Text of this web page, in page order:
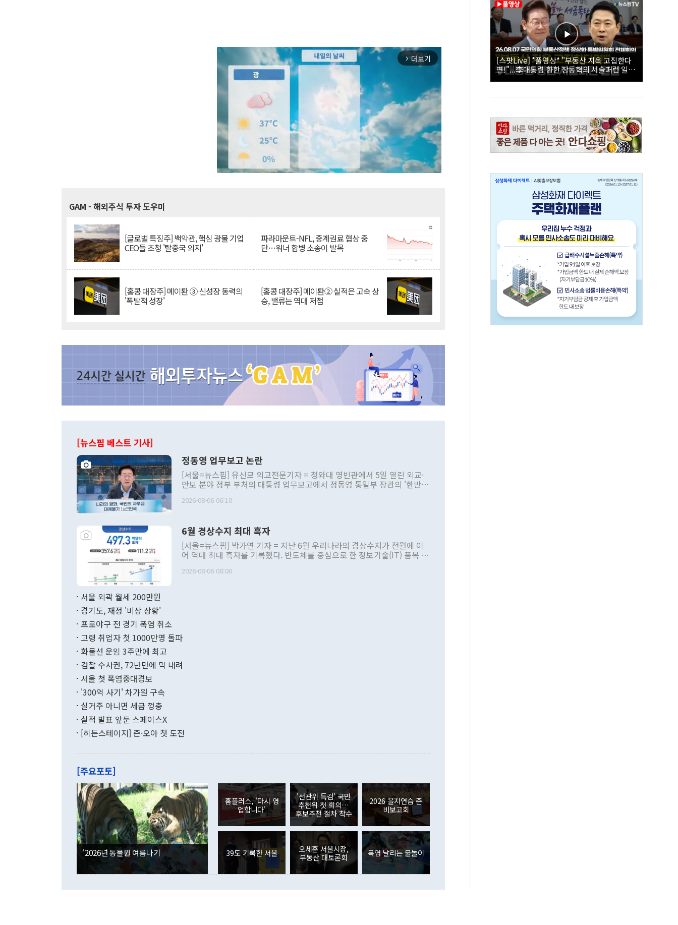
arrow_forward_ios 더보기
GAM - 해외주식 투자 도우미
[글로벌 특징주] 백악관, 핵심 광물 기업
CEO들 초청 '탈중국 의지'
파라마운트-NFL, 중계권료 협상 중
단…워너 합병 소송이 발목
[홍콩 대장주] 메이퇀 ③ 신성장 동력의
'폭발적 성장'
[홍콩 대장주] 메이퇀② 실적은 고속 상
승, 밸류는 역대 저점
[뉴스핌 베스트 기사]
정동영 업무보고 논란
[서울=뉴스핌] 유신모 외교전문기자 = 청와대 영빈관에서 5일 열린 외교·
안보 분야 정부 부처의 대통령 업무보고에서 정동영 통일부 장관의 '한반도
발언 중에는 정부 내 조율을 거치지 않은 사안을 정책으로 추진하겠다고 공
주의적 희망에 근거한 비현실적 구상'이라는 비판을 내놨다. 그동안 정 장
관의 대북 정책 관련 발언이 물의를 빚은 적은 여러 번 있지만 대통령과 유
관 부처 장관이 공개적으로 부정적 입장을 표명한 것은 이례적이다. 정 장
관의 무리한 대북 접근법과 월권을 제어해야 한다는 목소리도 높아지고 있
다. [정동영 통일부 장관이 지난달 23일 오후 서울 종로구 정부서울청사에
무너졌다고도 했다. 또 "현 시점에서 흘러간 선(先)비핵화만 되뇌는 것은
함께 4자 대화의 동력을 확보하기 위해 최선을 다할 것"이라고 말했다. 하
"우리의 선의대로 하는 게 과연 한반도의 평화와 안정에 플러스냐, 결론적
관은 업무보고 사후 브리핑에서 정 장관이 언급한 '4자 회담'에 대해 "이상
이 9월 러시아 블라디보스토크에서 열리는 '동방경제포럼(EEF)'을 언급하
며 "정부 차원에서 (참석을) 검토하고 있다"고 발언한 데 대해서도 조 장관
은 "그것은 외교부의 몫"이라며 "아직 거기까지 진도가 나가지 않았다"고
잘랐다. 정 장관이 이날 소개한 대북 구상과 설명은 정부 내 조율을 거치지
않았다는 점에서 문제가 있다. 특히 주적 표현 대체와 국호 사용, 9·19 군
사합의 복원, 4자회담 추진 등은 통일부 장관이 결정할 사안이 아니어서 월
권이라는 지적이 나오고 있다. 이 대통령은 정 장관의 업무보고를 듣고 난
뒤 "여기 업무보고에 발표했다고 승인난 건 아니다"라고 재차 확인했다. 정
부의 한 소식통은 "정 장관의 발언 내용은 대부분 국가안전보장회의(NSC)
를 거쳐 결정된 사안이 아닌 정 장관의 개인적 생각에 가깝다"며 "안보 관
련 부처 장관이 정부의 공식 정책이 아닌 사안을 추진하겠다고 업무보고를
하고 대통령의 면전에서 '국군통수권자가 나서야 한다'고 주장한 것은 심각
2026-08-06 06:10
6월 경상수지 최대 흑자
[서울=뉴스핌] 박가연 기자 = 지난 6월 우리나라의 경상수지가 전월에 이
어 역대 최대 흑자를 기록했다. 반도체를 중심으로 한 정보기술(IT) 품목 수
료=한국은행] 한국은행이 6일 발표한 '2026년 6월 국제수지(잠정)'에 따르
며 월간 기준 처음으로 1000억달러를 넘어섰다. 상품수입은 644억8000만
196.9% 급증했고 컴퓨터·주변기기(SSD)는 282.7% 증가했다. IT 품목
수출은 160.4% 늘었으며 비IT 품목도 ▲석유제품(47.5%) ▲화공품
기록했지만 지식재산권사용료수지는 전월 흑자에서 4억4000만달러 적자
로 전환됐다. 본원소득수지는 배당소득을 중심으로 32억7000만달러 흑자
는 배당수입이 늘어난 데다 전월 분기배당에 따른 기저효과로 배당지급이
였던 올해 3월(369억9000만달러)을 넘어선 것이다. 직접투자에서는 내국
인의 해외투자가 80억1000만달러, 외국인의 국내투자가 46억3000만달러
각각 증가했다. 증권투자에서는 외국인의 국내 주식 매도세가 이어졌다. 외
국인의 국내 주식 투자는 차익실현 매도 등의 영향으로 316억1000만달러
감소하며 전월(-310억5000만달러)에 이어 역대 최대 순매도 기록을 다시
경신했다. 외국인의 국내 채권투자는 세계국채지수(WGBI) 자금 유입에도
분기 말 만기도래 영향으로 증가 폭이 줄어든 52억9000만달러를 기록했
다. 내국인의 해외 증권투자는 주식을 중심으로 35억6000만달러 증가했
다. eoyn2@newspim.com
2026-08-06 08:00
서울 외곽 월세 200만원
경기도, 재정 '비상 상황'
프로야구 전 경기 폭염 취소
고령 취업자 첫 1000만명 돌파
화물선 운임 3주만에 최고
검찰 수사권, 72년만에 막 내려
서울 첫 폭염중대경보
'300억 사기' 차가원 구속
실거주 아니면 세금 껑충
실적 발표 앞둔 스페이스X
[히든스테이지] 즌·오아 첫 도전
[주요포토]
'2026년 동물원 여름나기
홈플러스, '다시 영
업합니다'
'선관위 특검' 국민
추천위 첫 회의…
후보추천 절차 착수
2026 을지연습 준
비보고회
39도 기록한 서울
오세훈 서울시장,
부동산 대토론회
폭염 날리는 물놀이
[스팟Live] *풀영상* "부동산 지옥 고집한다
면!"...李대통령 향한 장동혁의 서슬퍼런 일갈
| 26.08.07 국민의힘 부동산정책 정상화 특별